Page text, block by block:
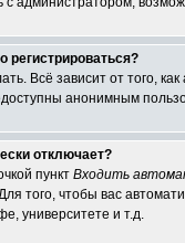
Всё зависит от того,
анонимным
отключает?
пункт Входить
того, чтобы вас
университете и т.д.